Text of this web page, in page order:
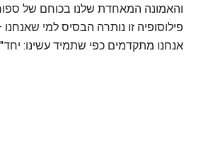
והאמונה המאחדת שלנו בכוחם של
פילוסופיה זו נותרה הבסיס למי שאנחנו
אנחנו מתקדמים כפי שתמיד עשינו: